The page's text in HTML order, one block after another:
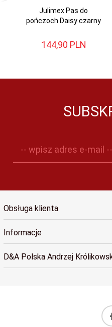
Julimex Pas do
pończoch Daisy czarny
144,90 PLN
-- wpisz adres e-mail --
Obsługa klienta
Informacje
D&A Polska Andrzej